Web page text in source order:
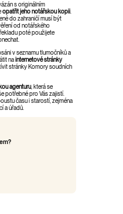
s originálním
opatřit jeho notářskou kopii
do zahraničí musí být
od notářského
poté použijete
v seznamu tlumočníků a
nainternetovéstránky
stránky Komory soudních
agenturu, která se
potřebné pro Vás zajistí.
času i starostí, zejména
a úřadů.